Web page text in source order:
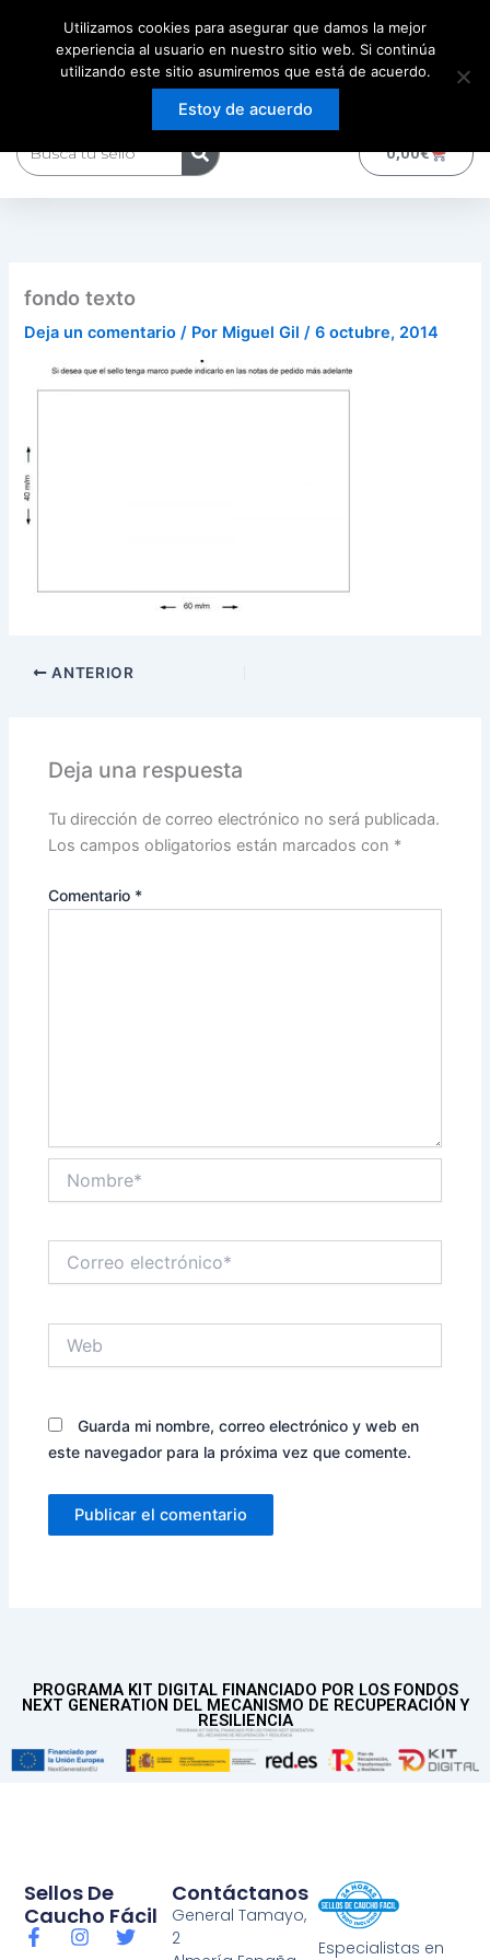
contenido
0,00€Carrito
fondo texto
Deja un comentario / Por Miguel Gil /6 octubre, 2014
ANTERIOR
Deja una respuesta
Tu dirección de correo electrónico no será publicada.
Los campos obligatorios están marcados con *
Comentario *
electrónico*
Guarda mi nombre, correo electrónico y web en
este navegador para la próxima vez que comente.
PROGRAMA KIT DIGITAL FINANCIADO POR LOS FONDOS
NEXT GENERATION DEL MECANISMO DE RECUPERACIÓN Y
RESILIENCIA
Especialistas en
Contáctanos
General Tamayo,
2
Sellos De
Caucho Fácil
F
a
I
T
Utilizamos cookies para asegurar que damos la mejor
experiencia al usuario en nuestro sitio web. Si continúa
utilizando este sitio asumiremos que está de acuerdo.
Estoy de acuerdo